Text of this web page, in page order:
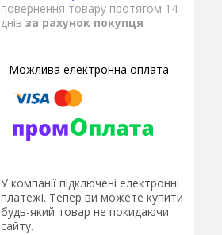
повернення товару протягом 14
днів за рахунок покупця
У компанії підключені електронні
платежі. Тепер ви можете купити
будь-який товар не покидаючи
сайту.